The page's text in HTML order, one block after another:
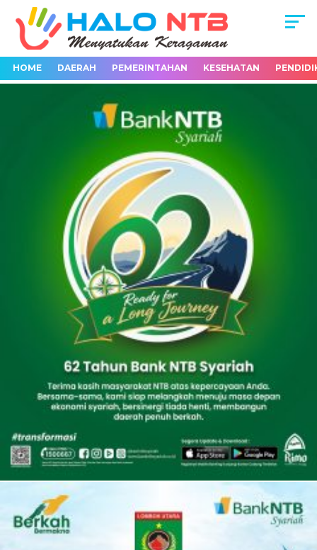
HOME DAERAH PEMERINTAHAN KESEHATAN